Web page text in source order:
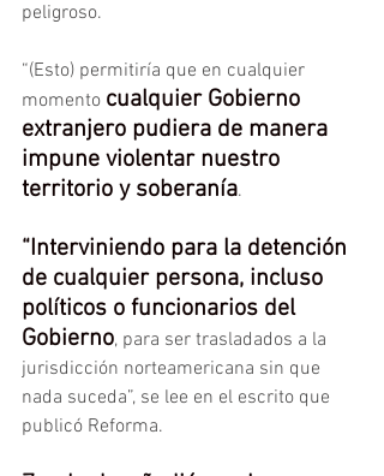
peligroso.
“(Esto) permitiría que en cualquier
momento cualquier Gobierno
extranjero pudiera de manera
impune violentar nuestro
territorio y soberanía.
“Interviniendo para la detención
de cualquier persona, incluso
políticos o funcionarios del
Gobierno, para ser trasladados a la
jurisdicción norteamericana sin que
nada suceda”, se lee en el escrito que
publicó Reforma.